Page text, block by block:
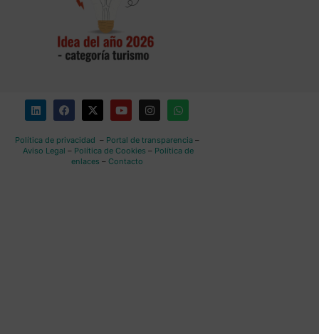
Política de privacidad – Portal de transparencia–
Aviso Legal – Política de Cookies – Política de
enlaces – Contacto